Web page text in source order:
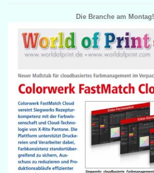
Die Branche am Montag!